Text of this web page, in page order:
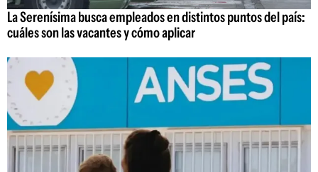
La Serenísima busca empleados en distintos puntos del país:
cuáles son las vacantes y cómo aplicar